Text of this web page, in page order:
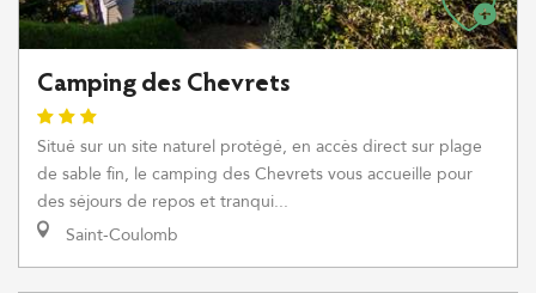
Camping des Chevrets
Situé sur un site naturel protégé, en accès direct sur plage
de sable fin, le camping des Chevrets vous accueille pour
des séjours de repos et tranqui...
Saint-Coulomb